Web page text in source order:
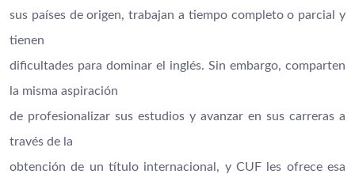
sus países de origen, trabajan a tiempo completo o parcial y
tienen
dificultades para dominar el inglés. Sin embargo, comparten
la misma aspiración
de profesionalizar sus estudios y avanzar en sus carreras a
través de la
obtención de un título internacional, y CUF les ofrece esa